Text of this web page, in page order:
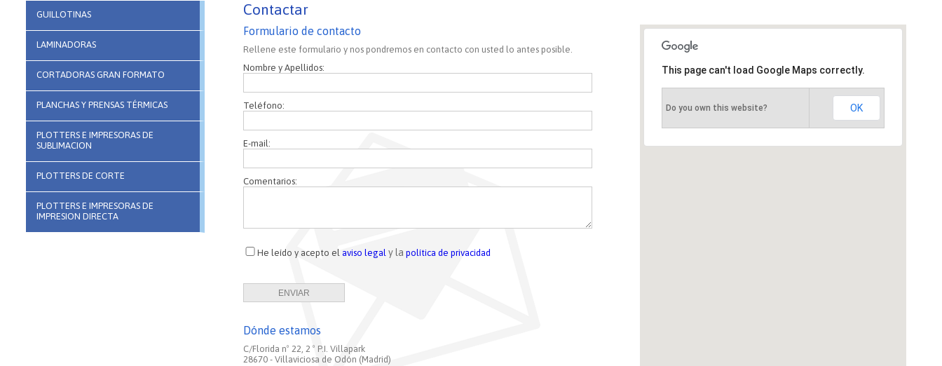
GUILLOTINAS
LAMINADORAS
CORTADORAS GRAN FORMATO
PLANCHAS Y PRENSAS TÉRMICAS
PLOTTERS E IMPRESORAS DE
SUBLIMACION
PLOTTERS DE CORTE
PLOTTERS E IMPRESORAS DE
IMPRESION DIRECTA
Contactar
Formulario de contacto
Rellene este formulario y nos pondremos en contacto con usted lo antes posible.
Nombre y Apellidos:
Teléfono:
E-mail:
Comentarios:
He leído y acepto el aviso legal y la política de privacidad
Dónde estamos
C/Florida nº 22, 2 º P.I. Villapark
28670 - Villaviciosa de Odón (Madrid)
This page can't load Google Maps correctly.
Do you own this website? OK